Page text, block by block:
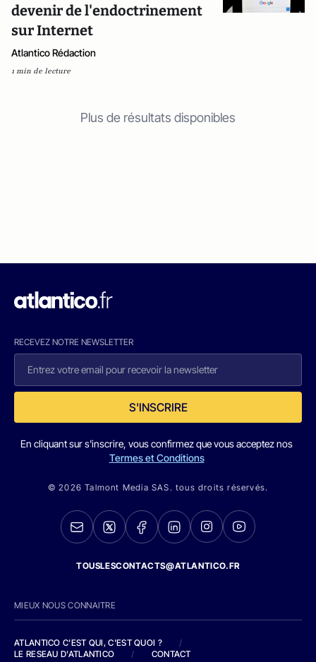
devenir de l'endoctrinement
sur Internet
Atlantico Rédaction
1 min de lecture
Plus de résultats disponibles
RECEVEZ NOTRE NEWSLETTER
S'INSCRIRE
En cliquant sur s'inscrire, vous confirmez que vous acceptez nos
Termes et Conditions
© 2026 Talmont Media SAS. tous droits réservés.
TOUSLESCONTACTS@ATLANTICO.FR
MIEUX NOUS CONNAITRE
ATLANTICO C'EST QUI, C'EST QUOI ?
/
LE RESEAU D'ATLANTICO
/ CONTACT